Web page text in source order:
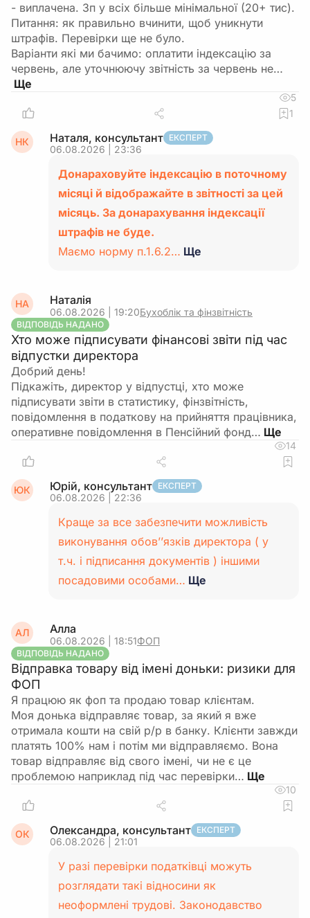
- виплачена. Зп у всіх більше мінімальної (20+ тис).
Питання: як правильно вчинити, щоб уникнути
штрафів. Перевірки ще не було.
Варіанти які ми бачимо: оплатити індексацію за
червень, але уточнюючу звітність за червень не…
5
1
НК Наталя, консультант ЕКСПЕРТ
06.08.2026 | 23:36
Донараховуйте індексацію в поточному
місяці й відображайте в звітності за цей
місяць. За донарахування індексації
штрафів не буде.
Маємо норму п.1.6.2… Ще
НА Наталія
06.08.2026 | 19:20Бухоблік та фінзвітність
ВІДПОВІДЬ НАДАНО
Хто може підписувати фінансові звіти під час
відпустки директора
Добрий день!
Підкажіть, директор у відпустці, хто може
підписувати звіти в статистику, фінзвітність,
повідомлення в податкову на прийняття працівника,
оперативне повідомлення в Пенсійний фонд…
14
ЮК Юрій, консультант ЕКСПЕРТ
06.08.2026 | 22:36
Краще за все забезпечити можливість
виконування обов’’язків директора ( у
т.ч. і підписання документів ) іншими
посадовими особами… Ще
АЛ Алла
06.08.2026 | 18:51ФОП
ВІДПОВІДЬ НАДАНО
Відправка товару від імені доньки: ризики для
ФОП
Я працюю як фоп та продаю товар клієнтам.
Моя донька відправляє товар, за який я вже
отримала кошти на свій р/р в банку. Клієнти завжди
платять 100% нам і потім ми відправляємо. Вона
товар відправляє від свого імені, чи не є це
проблемою наприклад під час перевірки…
10
ОК Олександра, консультант ЕКСПЕРТ
06.08.2026 | 21:01
У разі перевірки податківці можуть
розглядати такі відносини як
неоформлені трудові. Законодавство